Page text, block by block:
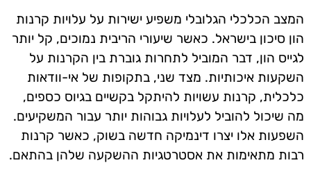
המצב הכלכלי הגלובלי משפיע ישירות על עלויות קרנות
הון סיכון בישראל. כאשר שיעורי הריבית נמוכים, קל יותר
לגייס הון, דבר המוביל לתחרות גוברת בין הקרנות על
השקעות איכותיות. מצד שני, בתקופות של אי-וודאות
כלכלית, קרנות עשויות להיתקל בקשיים בגיוס כספים,
מה שיכול להוביל לעלויות גבוהות יותר עבור המשקיעים.
השפעות אלו יצרו דינמיקה חדשה בשוק, כאשר קרנות
רבות מתאימות את אסטרטגיות ההשקעה שלהן בהתאם.